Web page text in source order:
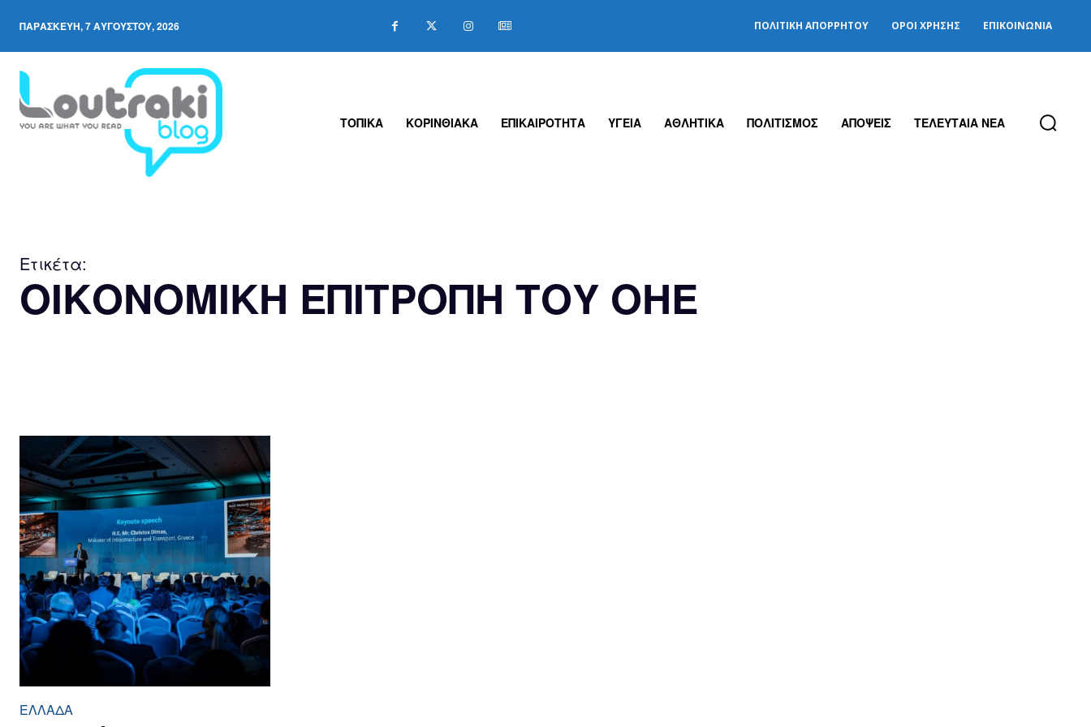
ΠΑΡΑΣΚΕΥΉ, 7 ΑΥΓΟΎΣΤΟΥ, 2026 ΠΟΛΙΤΙΚΉ ΑΠΟΡΡΉΤΟΥ ΌΡΟΙ ΧΡΉΣΗΣ ΕΠΙΚΟΙΝΩΝΊΑ
ΤΟΠΙΚΑ ΚΟΡΙΝΘΙΑΚΑ ΕΠΙΚΑΙΡΟΤΗΤΑ ΥΓΕΙΑ ΑΘΛΗΤΙΚΑ ΠΟΛΙΤΙΣΜΟΣ ΑΠΟΨΕΙΣ ΤΕΛΕΥΤΑΙΑ ΝΕΑ
Ετικέτα:
ΟΙΚΟΝΟΜΙΚΗ ΕΠΙΤΡΟΠΗ ΤΟΥ ΟΗΕ
ΕΛΛΆΔΑ